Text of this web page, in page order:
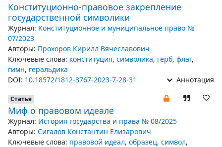
Конституционно-правовое закрепление
государственной символики
Журнал: Конституционное и муниципальное право №
07/2023
Авторы: Прохоров Кирилл Вячеславович
Ключевые слова: конституция, символика, герб, флаг,
гимн, геральдика
DOI: 10.18572/1812-3767-2023-7-28-31 Аннотация
Статья
Миф о правовом идеале
Журнал: История государства и права № 08/2025
Авторы: Сигалов Константин Елизарович
Ключевые слова: правовой идеал, образец, символ,